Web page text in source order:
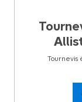
Tournevis
Compact et